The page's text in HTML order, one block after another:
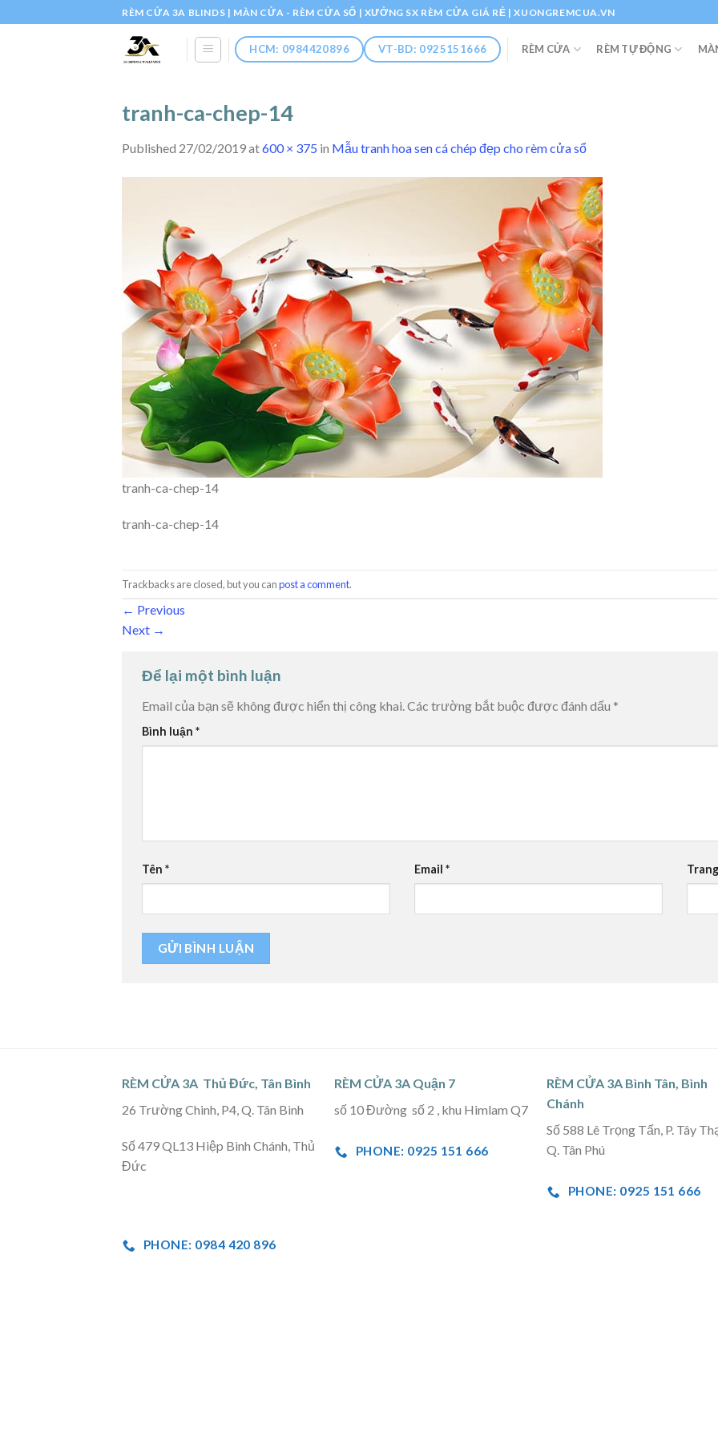
to
RÈM CỬA 3A BLINDS | MÀN CỬA - RÈM CỬA SỔ | XƯỞNG SX RÈM CỬA GIÁ RẺ | XUONGREMCUA.VN
HCM: 0984420896 VT-BD: 0925151666 RÈM CỬA RÈM TỰ ĐỘNG
tranh-ca-chep-14
Published 27/02/2019at600 × 375 in Mẫu tranh hoa sen cá chép đẹp cho rèm cửa sổ
tranh-ca-chep-14
tranh-ca-chep-14
Trackbacks are closed, but you canpost a comment.
← Previous
Next →
Để lại một bình luận
Email của bạn sẽ không được hiển thị công khai.Các trường bắt buộc được đánh dấu *
Bình luận *
Tên * Email *
RÈM CỬA 3A Thủ Đức, Tân Bình
26 Trường Chinh, P4, Q. Tân Bình
Số 479 QL13 Hiệp Bình Chánh, Thủ
Đức
PHONE: 0984 420 896
RÈM CỬA 3A Quận 7
số 10 Đường số 2 , khu Himlam Q7
PHONE: 0925 151 666
RÈM CỬA 3A Bình Tân, Bình
Chánh
Số 588 Lê Trọng Tấn, P. Tây
Q. Tân Phú
PHONE: 0925 151 666